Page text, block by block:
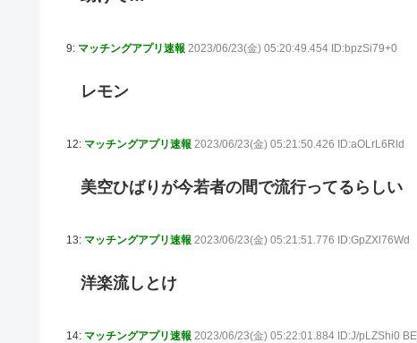
9: マッチングアプリ速報 2023/06/23(金) 05:20:49.454 ID:bpzSi79+0
レモン
12: マッチングアプリ速報 2023/06/23(金) 05:21:50.426 ID:aOLrL6Rld
美空ひばりが今若者の間で流行ってるらしい
13: マッチングアプリ速報 2023/06/23(金) 05:21:51.776 ID:GpZXl76Wd
洋楽流しとけ
14: マッチングアプリ速報 2023/06/23(金) 05:22:01.884 ID:J/pLZShi0